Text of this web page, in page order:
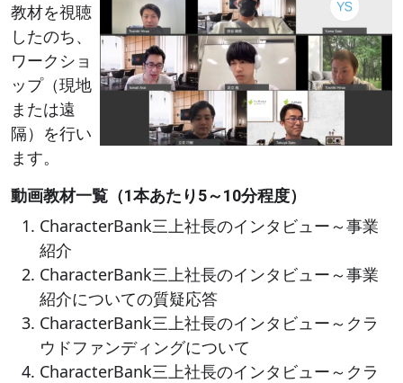
教材を視聴
したのち、
ワークショ
ップ（現地
または遠
隔）を行い
ます。
動画教材一覧（1本あたり5～10分程度）
CharacterBank三上社長のインタビュー～事業
紹介
CharacterBank三上社長のインタビュー～事業
紹介についての質疑応答
CharacterBank三上社長のインタビュー～クラ
ウドファンディングについて
CharacterBank三上社長のインタビュー～クラ